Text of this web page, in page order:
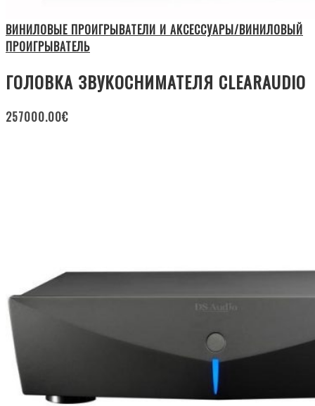
ВИНИЛОВЫЕ ПРОИГРЫВАТЕЛИ И АКСЕССУАРЫ/ВИНИЛОВЫЙ
ПРОИГРЫВАТЕЛЬ
ГОЛОВКА ЗВУКОСНИМАТЕЛЯ CLEARAUDIO
257000.00€